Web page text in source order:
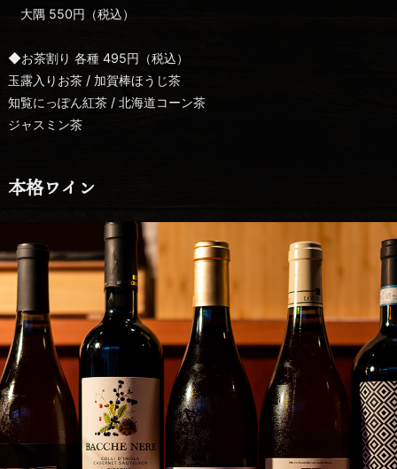
大隅 550円（税込）
◆お茶割り 各種 495円（税込）
玉露入りお茶 / 加賀棒ほうじ茶
知覧にっぽん紅茶 / 北海道コーン茶
ジャスミン茶
本格ワイン